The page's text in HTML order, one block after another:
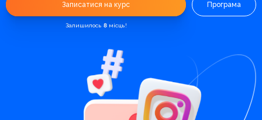
Записатися на курс
Залишилось 8місць!
Програма